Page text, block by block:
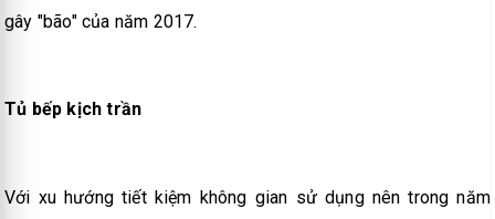
gây "bão" của năm 2017.
Tủ bếp kịch trần
Với xu hướng tiết kiệm không gian sử dụng nên trong năm